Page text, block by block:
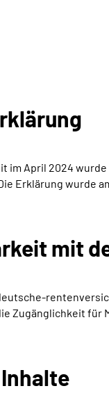
April 2024
Erklärung
mit
Zugänglichkeit für